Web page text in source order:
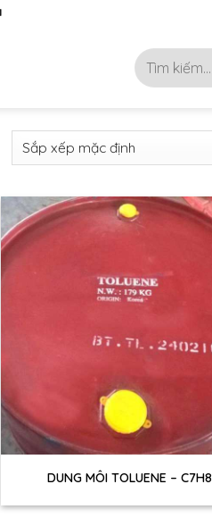
đầu Việt Nam
Tìm
kiếm:
DUNG MÔI TOLUENE – C7H8